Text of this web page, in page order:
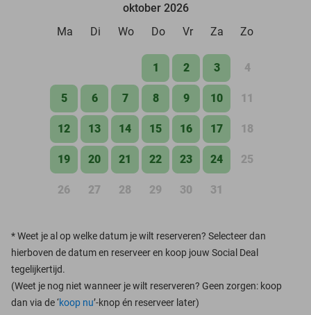
oktober 2026
Ma
Di Wo Do Vr Za Zo
1 2 3 4
5 6 7 8 9 10 11
12 13 14 15 16 17 18
19 20 21 22 23 24 25
26 27 28 29 30 31
*Weet je al op welke datum je wilt reserveren? Selecteer dan
hierboven de datum en reserveer en koop jouw Social Deal
tegelijkertijd.
(Weet je nog niet wanneer je wilt reserveren? Geen zorgen: koop
dan via de ‘koop nu’-knop én reserveer later)